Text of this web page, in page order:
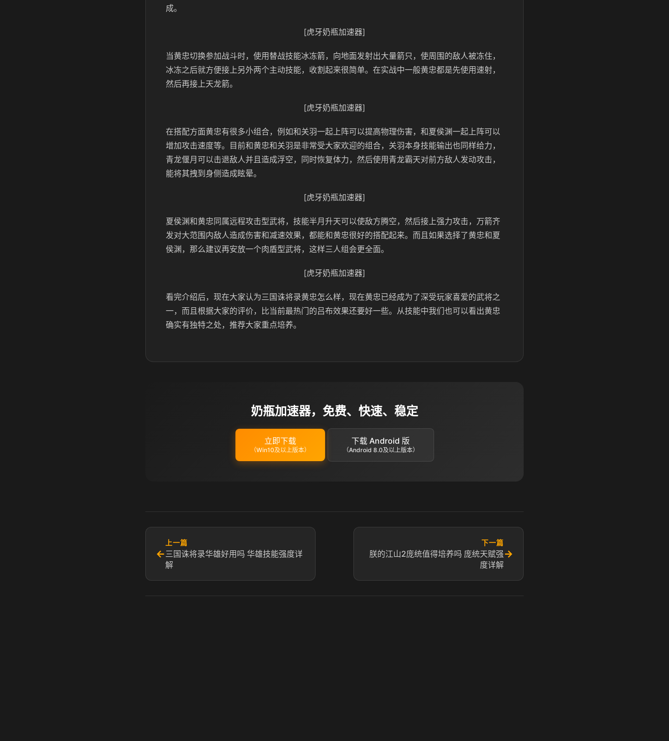
成。
[虎牙奶瓶加速器]
当黄忠切换参加战斗时，使用替战技能冰冻箭，向地面发射出大量箭只，使周围的敌人被冻住，
冰冻之后就方便接上另外两个主动技能，收割起来很简单。在实战中一般黄忠都是先使用速射，
然后再接上天龙箭。
[虎牙奶瓶加速器]
在搭配方面黄忠有很多小组合，例如和关羽一起上阵可以提高物理伤害，和夏侯渊一起上阵可以
增加攻击速度等。目前和黄忠和关羽是非常受大家欢迎的组合，关羽本身技能输出也同样给力，
青龙偃月可以击退敌人并且造成浮空，同时恢复体力，然后使用青龙霸天对前方敌人发动攻击，
能将其拽到身侧造成眩晕。
[虎牙奶瓶加速器]
夏侯渊和黄忠同属远程攻击型武将，技能半月升天可以使敌方腾空，然后接上强力攻击，万箭齐
发对大范围内敌人造成伤害和减速效果，都能和黄忠很好的搭配起来。而且如果选择了黄忠和夏
侯渊，那么建议再安放一个肉盾型武将，这样三人组会更全面。
[虎牙奶瓶加速器]
看完介绍后，现在大家认为三国诛将录黄忠怎么样，现在黄忠已经成为了深受玩家喜爱的武将之
一，而且根据大家的评价，比当前最热门的吕布效果还要好一些。从技能中我们也可以看出黄忠
确实有独特之处，推荐大家重点培养。
奶瓶加速器，免费、快速、稳定
立即下载
（Win10及以上版本）
下载 Android 版
（Android 8.0及以上版本）
←
上一篇
三国诛将录华雄好用吗 华雄技能强度详
解
下一篇
朕的江山2庞统值得培养吗 庞统天赋强
度详解
→